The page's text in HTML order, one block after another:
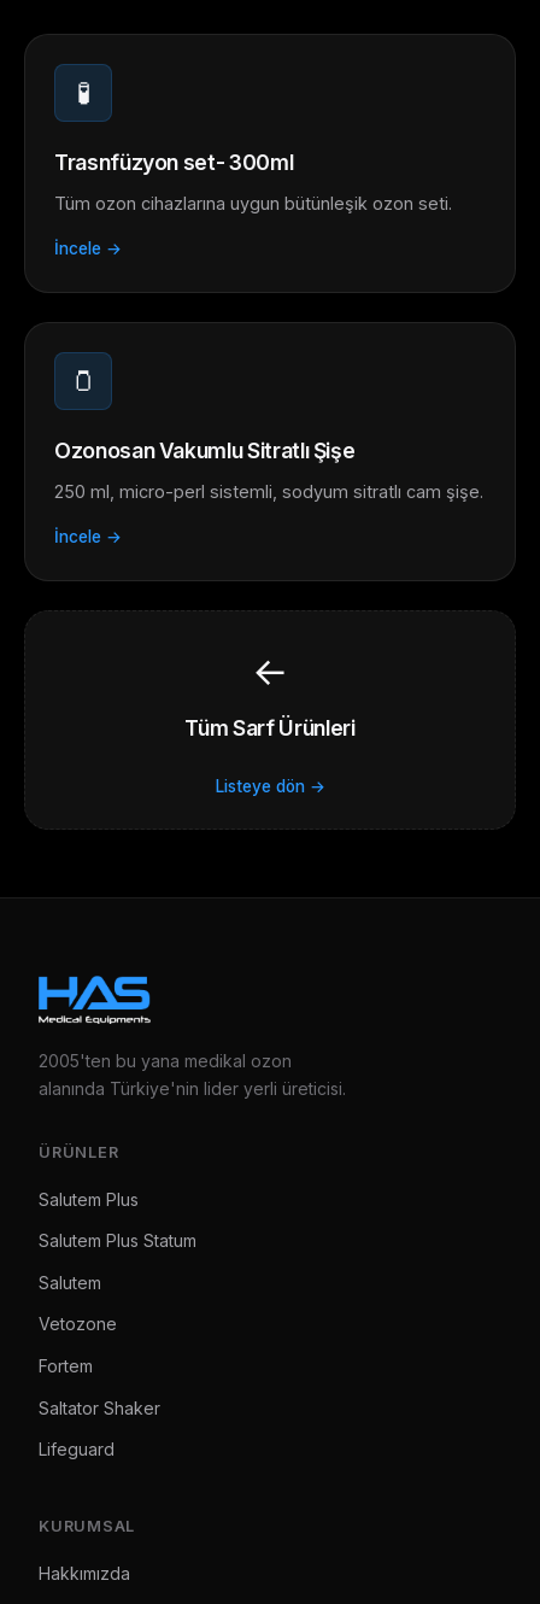
🧪
Trasnfüzyon set- 300ml
Tüm ozon cihazlarına uygun bütünleşik ozon seti.
İncele →
🫙
Ozonosan Vakumlu Sitratlı Şişe
250 ml, micro-perl sistemli, sodyum sitratlı cam şişe.
İncele →
←
Tüm Sarf Ürünleri
Listeye dön →
2005'ten bu yana medikal ozon
alanında Türkiye'nin lider yerli üreticisi.
ÜRÜNLER
Salutem Plus
Salutem Plus Statum
Salutem
Vetozone
Fortem
Saltator Shaker
Lifeguard
KURUMSAL
Hakkımızda